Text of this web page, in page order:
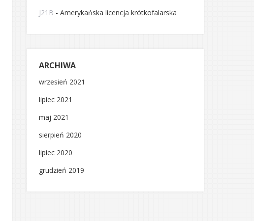
J21B - Amerykańska licencja krótkofalarska
ARCHIWA
wrzesień 2021
lipiec 2021
maj 2021
sierpień 2020
lipiec 2020
grudzień 2019